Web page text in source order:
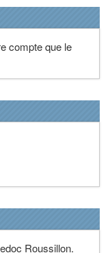
compte que le
Roussillon.